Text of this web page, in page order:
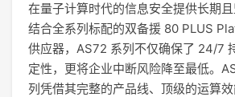
在量子计算时代的信息安全提供长期且
结合全系列标配的双备援 80 PLUS
供应器，AS72 系列不仅确保了 24/7
定性，更将企业中断风险降至最低。
列凭借其完整的产品线、顶级的运算